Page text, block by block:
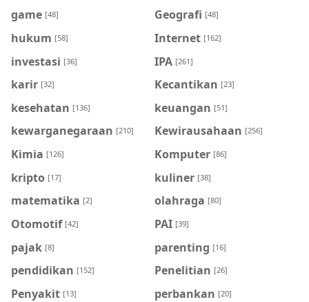
game [48] Geografi [48]
hukum [58] Internet [162]
investasi [36] IPA [261]
karir [32] Kecantikan [23]
kesehatan [136] keuangan [51]
kewarganegaraan [210] Kewirausahaan [256]
Kimia [126] Komputer [86]
kripto [17] kuliner [38]
matematika [2] olahraga [80]
Otomotif [42] PAI [39]
pajak [8] parenting [16]
pendidikan [152] Penelitian [26]
Penyakit [13] perbankan [20]